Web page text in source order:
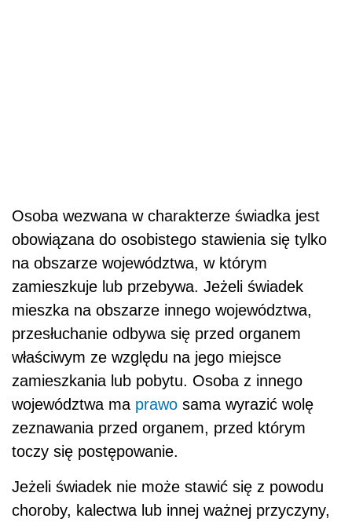
Osoba wezwana w charakterze świadka jest
obowiązana do osobistego stawienia się tylko
na obszarze województwa, w którym
zamieszkuje lub przebywa. Jeżeli świadek
mieszka na obszarze innego województwa,
przesłuchanie odbywa się przed organem
właściwym ze względu na jego miejsce
zamieszkania lub pobytu. Osoba z innego
województwa ma prawo sama wyrazić wolę
zeznawania przed organem, przed którym
toczy się postępowanie.
Jeżeli świadek nie może stawić się z powodu
choroby, kalectwa lub innej ważnej przyczyny,